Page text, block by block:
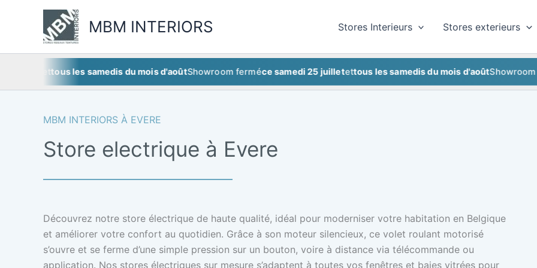
MBM INTERIORS Stores Interieurs Stores exterieurs
tous les samedis du mois d'aoûtShowroom fermé ce samedi 25 juilletettous les samedis du mois d'août Showroom fermé
MBM INTERIORS À EVERE
Store electrique à Evere
Découvrez notre store électrique de haute qualité, idéal pour moderniser votre habitation en Belgique
et améliorer votre confort au quotidien. Grâce à son moteur silencieux, ce volet roulant motorisé
s’ouvre et se ferme d’une simple pression sur un bouton, voire à distance via télécommande ou
application. Nos stores électriques sur mesure s’adaptent à toutes vos fenêtres et baies vitrées pour